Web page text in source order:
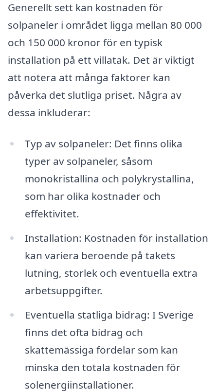
Generellt sett kan kostnaden för
solpaneler i området ligga mellan 80 000
och 150 000 kronor för en typisk
installation på ett villatak. Det är viktigt
att notera att många faktorer kan
påverka det slutliga priset. Några av
dessa inkluderar:
Typ av solpaneler: Det finns olika
typer av solpaneler, såsom
monokristallina och polykrystallina,
som har olika kostnader och
effektivitet.
Installation: Kostnaden för installation
kan variera beroende på takets
lutning, storlek och eventuella extra
arbetsuppgifter.
Eventuella statliga bidrag: I Sverige
finns det ofta bidrag och
skattemässiga fördelar som kan
minska den totala kostnaden för
solenergiinstallationer.